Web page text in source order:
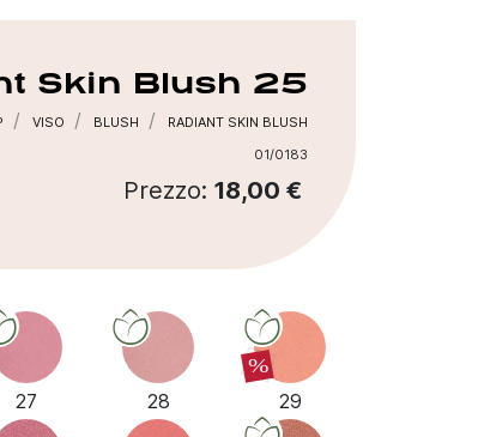
Skin Blush 25
VISO BLUSH
RADIANT SKIN BLUSH
01/0183
Prezzo: 18,00 €
27 28
%
29